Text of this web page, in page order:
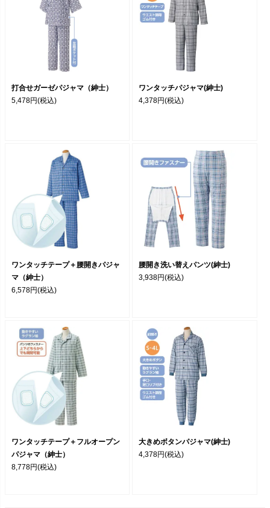
打合せガーゼパジャマ（紳士）
5,478円(税込)
ワンタッチパジャマ(紳士)
4,378円(税込)
ワンタッチテープ＋腰開きパジャ
マ（紳士）
6,578円(税込)
腰開き洗い替えパンツ(紳士)
3,938円(税込)
ワンタッチテープ＋フルオープン
パジャマ（紳士）
8,778円(税込)
大きめボタンパジャマ(紳士)
4,378円(税込)